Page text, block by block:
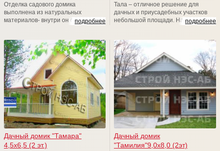
подробнее
Отделка садового домика
выполнена из натуральных
материалов- внутри он отделан
подробнее
Тала – отличное решение для
дачных и приусадебных участков
небольшой площади. На
постройки. Двухэтажный дом
позволяет получить две
просторные комнаты и веранду.
При этом он занимает совсем
немного места на участке
Дачный домик "Тамара"
4,5х6,5 (2 эт.)
Дачный домик
"Тамилия"9,0х8,0 (2эт)